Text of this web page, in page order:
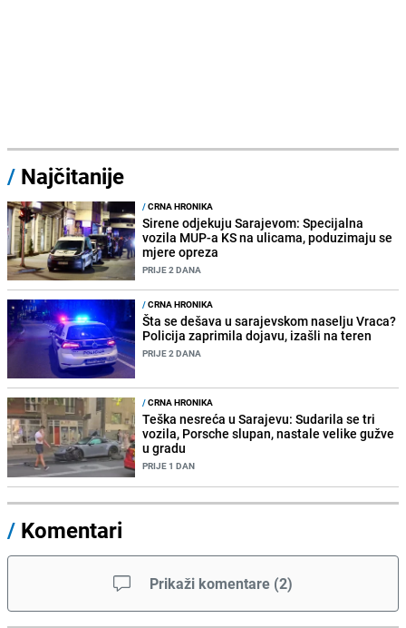
/ Najčitanije
/CRNA HRONIKA
Sirene odjekuju Sarajevom: Specijalna
vozila MUP-a KS na ulicama, poduzimaju se
mjere opreza
PRIJE 2 DANA
/CRNA HRONIKA
Šta se dešava u sarajevskom naselju Vraca?
Policija zaprimila dojavu, izašli na teren
PRIJE 2 DANA
/CRNA HRONIKA
Teška nesreća u Sarajevu: Sudarila se tri
vozila, Porsche slupan, nastale velike gužve
u gradu
PRIJE 1 DAN
/ Komentari
Prikaži komentare (2)